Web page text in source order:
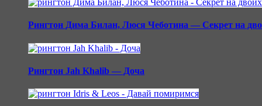
Рингтон Дима Билан, Люся Чеботина — Секрет на
Рингтон Jah Khalib — Доча